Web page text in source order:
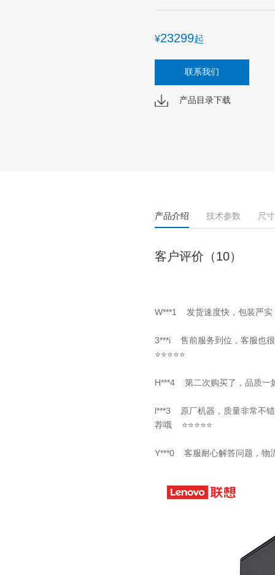
¥23299起
联系我们
产品目录下载
产品介绍 技术参数 尺
客户评价（10）
W***1 发货速度快，包装严实
3***i 售前服务到位，客服也
⭐⭐⭐⭐⭐
H***4 第二次购买了，品质一
l***3 原厂机器，质量非常不
荐哦 ⭐⭐⭐⭐⭐
Y***0 客服耐心解答问题，物